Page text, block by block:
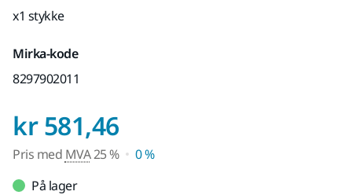
x1 stykke
Mirka-kode
8297902011
kr 581,46Pris med MVA 25 %
Pris med MVA25 %
0 %
På lager